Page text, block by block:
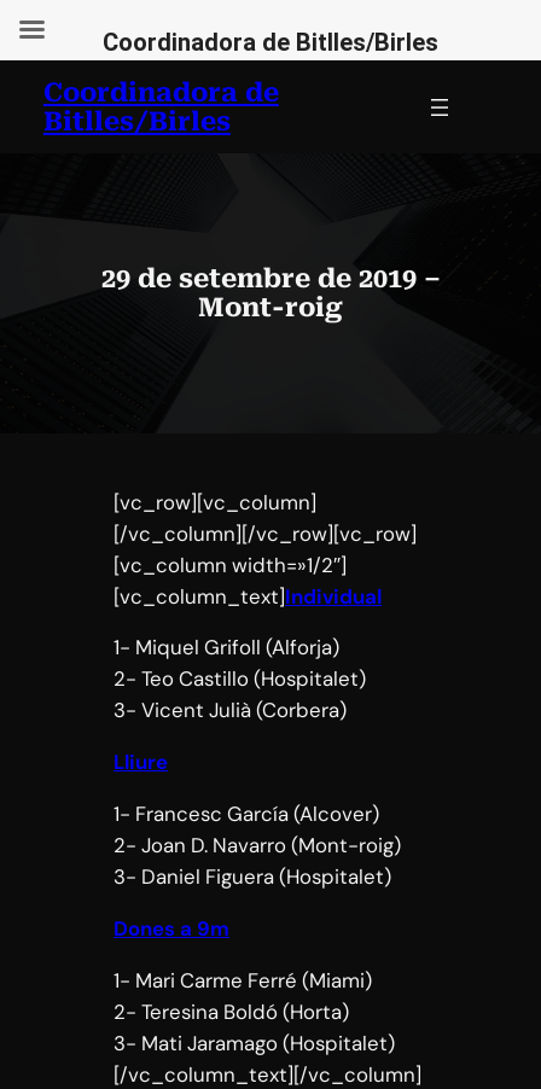
contingut
Coordinadora de
Bitlles/Birles
29 de setembre de 2019 –
Mont-roig
[vc_row][vc_column]
[/vc_column][/vc_row][vc_row]
[vc_column width=»1/2″]
[vc_column_text]Individual
1- Miquel Grifoll (Alforja)
2- Teo Castillo (Hospitalet)
3- Vicent Julià (Corbera)
Lliure
1- Francesc García (Alcover)
2- Joan D. Navarro (Mont-roig)
3- Daniel Figuera (Hospitalet)
Dones a 9m
1- Mari Carme Ferré (Miami)
2- Teresina Boldó (Horta)
3- Mati Jaramago (Hospitalet)
[/vc_column_text][/vc_column]
Coordinadora de Bitlles/Birles